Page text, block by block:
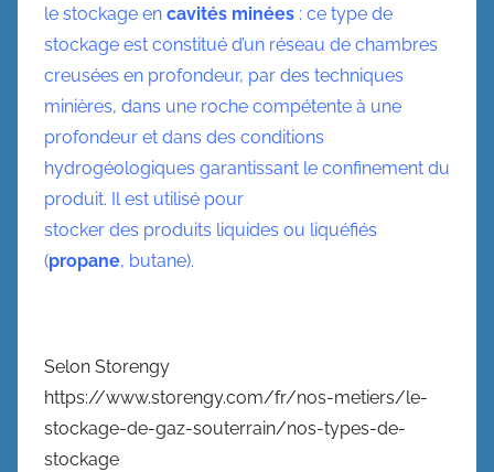
le stockage en cavités minées : ce type de
stockage est constitué d’un réseau de chambres
creusées en profondeur, par des techniques
minières, dans une roche compétente à une
profondeur et dans des conditions
hydrogéologiques garantissant le confinement du
produit. Il est utilisé pour
stocker des produits liquides ou liquéfiés
(propane, butane).
Selon Storengy
https://www.storengy.com/fr/nos-metiers/le-
stockage-de-gaz-souterrain/nos-types-de-
stockage